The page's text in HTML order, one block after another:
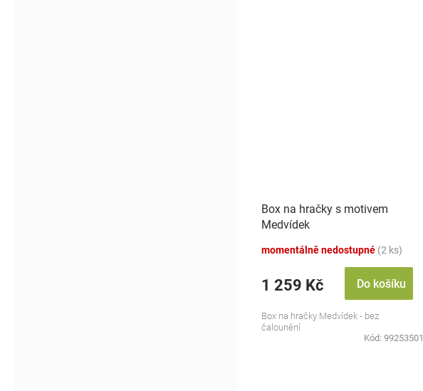
Box na hračky s motivem
Medvídek
momentálně nedostupné (2 ks)
1 259 Kč Do košíku
Box na hračky Medvídek - bez
čalounění
Kód: 99253501